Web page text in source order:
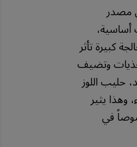
مصدر
أساسية،
كبيرة تأثر
وتضيف
حليب اللوز
وهذا يثير
في